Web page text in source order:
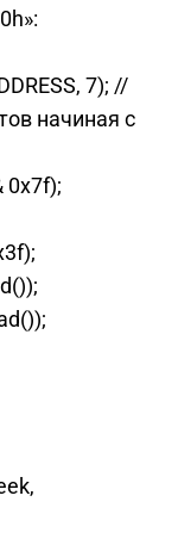
7); //
начиная с
0x7f);